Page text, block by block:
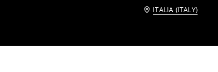
ITALIA (ITALY)